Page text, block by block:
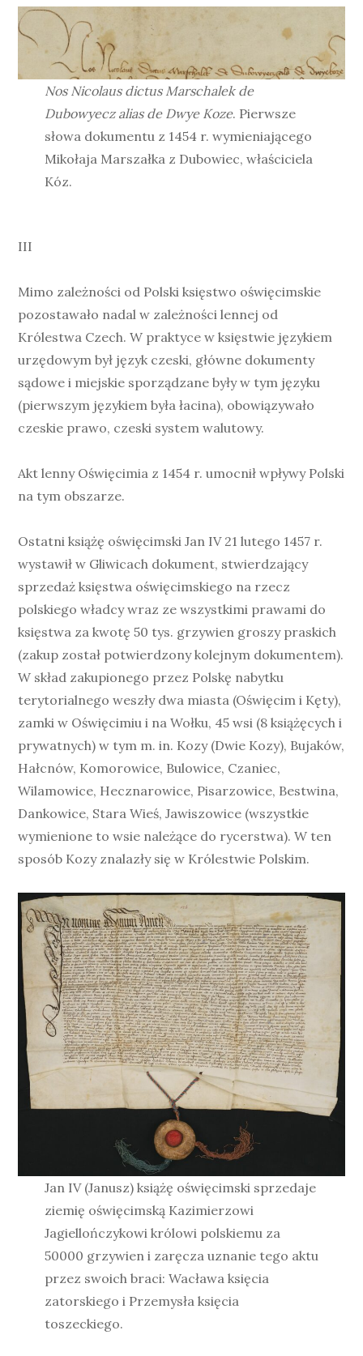
Nos Nicolaus dictus Marschalek de
Dubowyecz alias de Dwye Koze. Pierwsze
słowa dokumentu z 1454 r. wymieniającego
Mikołaja Marszałka z Dubowiec, właściciela
Kóz.
III
Mimo zależności od Polski księstwo oświęcimskie
pozostawało nadal w zależności lennej od
Królestwa Czech. W praktyce w księstwie językiem
urzędowym był język czeski, główne dokumenty
sądowe i miejskie sporządzane były w tym języku
(pierwszym językiem była łacina), obowiązywało
czeskie prawo, czeski system walutowy.
Akt lenny Oświęcimia z 1454 r. umocnił wpływy Polski
na tym obszarze.
Ostatni książę oświęcimski Jan IV 21 lutego 1457 r.
wystawił w Gliwicach dokument, stwierdzający
sprzedaż księstwa oświęcimskiego na rzecz
polskiego władcy wraz ze wszystkimi prawami do
księstwa za kwotę 50 tys. grzywien groszy praskich
(zakup został potwierdzony kolejnym dokumentem).
W skład zakupionego przez Polskę nabytku
terytorialnego weszły dwa miasta (Oświęcim i Kęty),
zamki w Oświęcimiu i na Wołku, 45 wsi (8 książęcych i
prywatnych) w tym m. in. Kozy (Dwie Kozy), Bujaków,
Hałcnów, Komorowice, Bulowice, Czaniec,
Wilamowice, Hecznarowice, Pisarzowice, Bestwina,
Dankowice, Stara Wieś, Jawiszowice (wszystkie
wymienione to wsie należące do rycerstwa). W ten
sposób Kozy znalazły się w Królestwie Polskim.
Jan IV (Janusz) książę oświęcimski sprzedaje
ziemię oświęcimską Kazimierzowi
Jagiellończykowi królowi polskiemu za
50000 grzywien i zaręcza uznanie tego aktu
przez swoich braci: Wacława księcia
zatorskiego i Przemysła księcia
toszeckiego.